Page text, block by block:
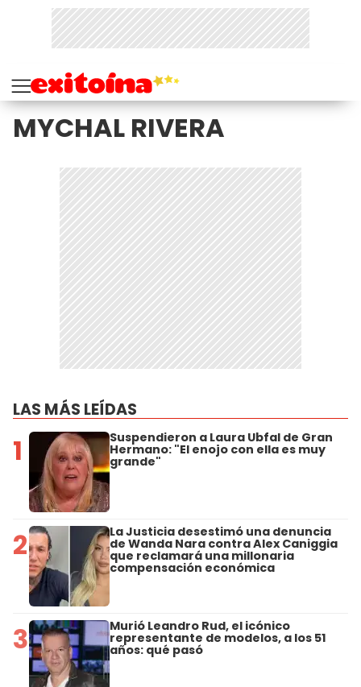
MYCHAL RIVERA
LAS MÁS LEÍDAS
1 Suspendieron a Laura Ubfal de Gran
Hermano: "El enojo con ella es muy
grande"
2 La Justicia desestimó una denuncia
de Wanda Nara contra Alex Caniggia
que reclamará una millonaria
compensación económica
3 Murió Leandro Rud, el icónico
representante de modelos, a los 51
años: qué pasó